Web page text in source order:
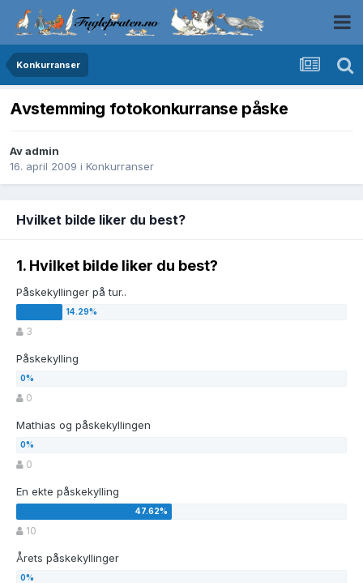
Konkurranser
Avstemming fotokonkurranse påske
Avadmin
16. april 2009 i Konkurranser
Hvilket bilde liker du best?
1. Hvilket bilde liker du best?
Påskekyllinger på tur..
3
Påskekylling
0
Mathias og påskekyllingen
0
En ekte påskekylling
10
Årets påskekyllinger